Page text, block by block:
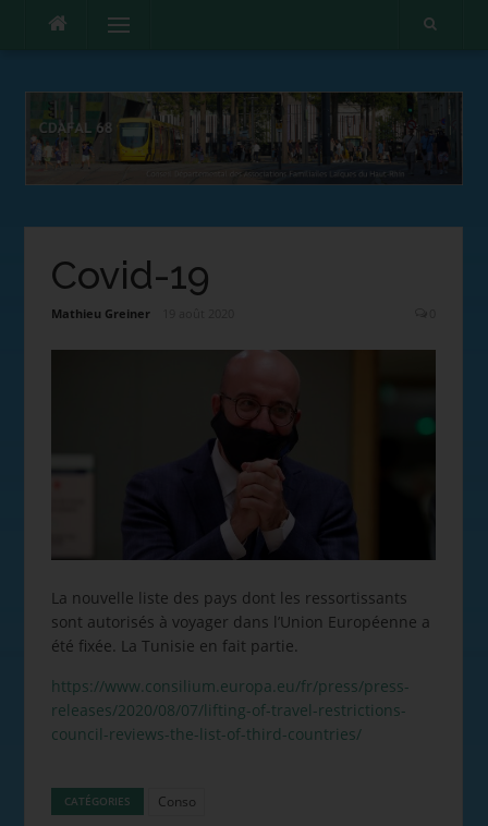
Menu
Covid-19
Mathieu Greiner
La nouvelle liste des pays dont les ressortissants
sont autorisés à voyager dans l’Union Européenne a
été fixée. La Tunisie en fait partie.
https://www.consilium.europa.eu/fr/press/press-
releases/2020/08/07/lifting-of-travel-restrictions-
council-reviews-the-list-of-third-countries/
CATÉGORIES Conso